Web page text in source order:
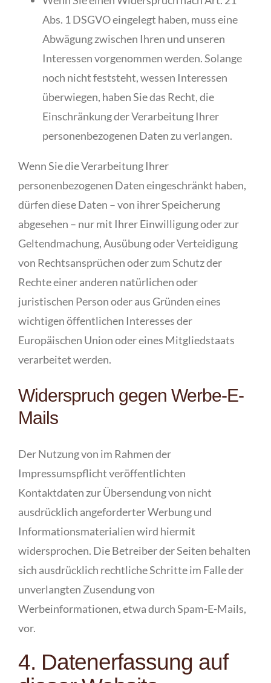
Abs. 1 DSGVO eingelegt haben, muss eine
Abwägung zwischen Ihren und unseren
Interessen vorgenommen werden. Solange
noch nicht feststeht, wessen Interessen
überwiegen, haben Sie das Recht, die
Einschränkung der Verarbeitung Ihrer
personenbezogenen Daten zu verlangen.
Wenn Sie die Verarbeitung Ihrer
personenbezogenen Daten eingeschränkt haben,
dürfen diese Daten – von ihrer Speicherung
abgesehen – nur mit Ihrer Einwilligung oder zur
Geltendmachung, Ausübung oder Verteidigung
von Rechtsansprüchen oder zum Schutz der
Rechte einer anderen natürlichen oder
juristischen Person oder aus Gründen eines
wichtigen öffentlichen Interesses der
Europäischen Union oder eines Mitgliedstaats
verarbeitet werden.
Widerspruch gegen Werbe-E-
Mails
Der Nutzung von im Rahmen der
Impressumspflicht veröffentlichten
Kontaktdaten zur Übersendung von nicht
ausdrücklich angeforderter Werbung und
Informationsmaterialien wird hiermit
widersprochen. Die Betreiber der Seiten behalten
sich ausdrücklich rechtliche Schritte im Falle der
unverlangten Zusendung von
Werbeinformationen, etwa durch Spam-E-Mails,
vor.
4. Datenerfassung auf